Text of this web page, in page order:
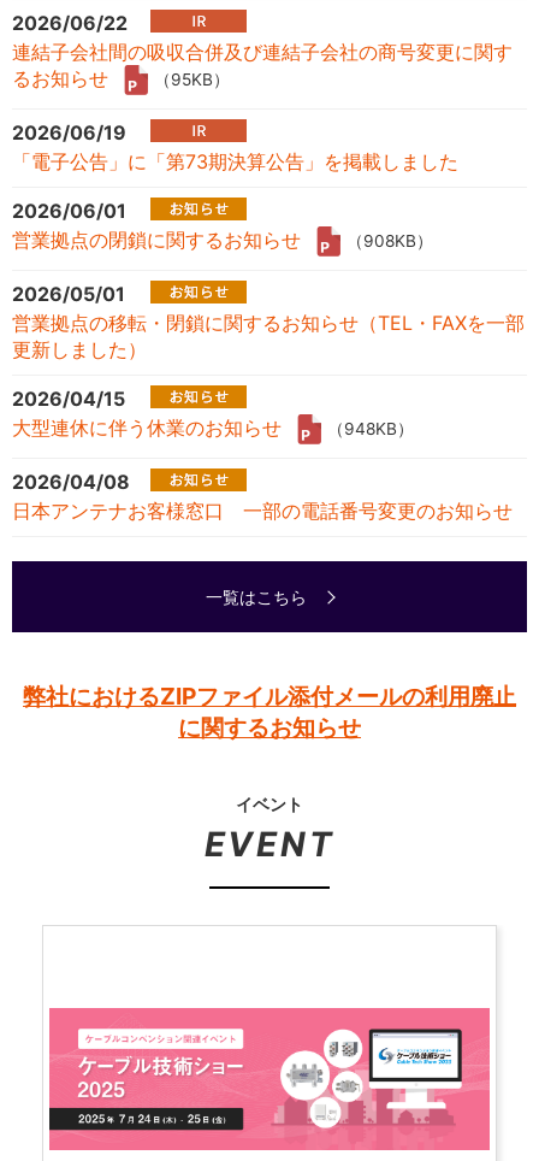
2026/06/22
連結子会社間の吸収合併及び連結子会社の商号変更に関す
るお知らせ
（95KB）
2026/06/19
「電子公告」に「第73期決算公告」を掲載しました
2026/06/01
営業拠点の閉鎖に関するお知らせ
（908KB）
2026/05/01
営業拠点の移転・閉鎖に関するお知らせ（TEL・FAXを一部
更新しました）
2026/04/15
大型連休に伴う休業のお知らせ
（948KB）
2026/04/08
日本アンテナお客様窓口 一部の電話番号変更のお知らせ
一覧はこちら
弊社におけるZIPファイル添付メールの利用廃止
に関するお知らせ
イベント
EVENT